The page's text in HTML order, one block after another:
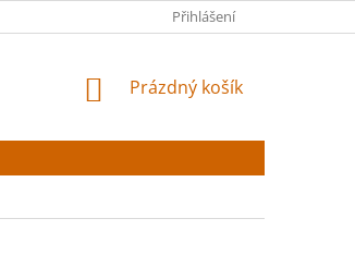
Přihlášení
NÁKUPNÍ
Prázdný košík